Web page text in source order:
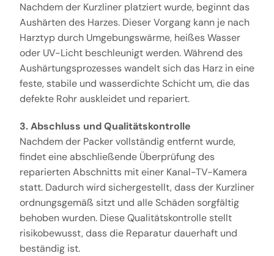
Nachdem der Kurzliner platziert wurde, beginnt das
Aushärten des Harzes. Dieser Vorgang kann je nach
Harztyp durch Umgebungswärme, heißes Wasser
oder UV-Licht beschleunigt werden. Während des
Aushärtungsprozesses wandelt sich das Harz in eine
feste, stabile und wasserdichte Schicht um, die das
defekte Rohr auskleidet und repariert.
3. Abschluss und Qualitätskontrolle
Nachdem der Packer vollständig entfernt wurde,
findet eine abschließende Überprüfung des
reparierten Abschnitts mit einer Kanal-TV-Kamera
statt. Dadurch wird sichergestellt, dass der Kurzliner
ordnungsgemäß sitzt und alle Schäden sorgfältig
behoben wurden. Diese Qualitätskontrolle stellt
risikobewusst, dass die Reparatur dauerhaft und
beständig ist.